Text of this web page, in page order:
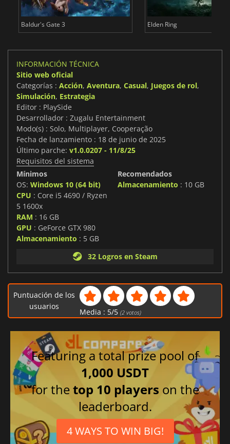
Baldur's Gate 3 Elden Ring
INFORMACIÓN TÉCNICA
Sitio web oficial
Categorías : Acción, Aventura, Casual, Juegos de rol,
Simulación, Estrategia
Editor : PlaySide
Desarrollador : Zugalu Entertainment
Modo(s) : Solo, Multiplayer, Cooperação
Fecha de lanzamiento : 18 de junio de 2025
Último parche: v1.0.0207 - 11/8/25
Requisitos del sistema
Mínimos
OS: Windows 10 (64 bit)
CPU : Core i5 4690 / Ryzen
5 1600x
RAM : 16 GB
GPU : GeForce GTX 980
Almacenamiento : 5 GB
Recomendados
Almacenamiento : 10 GB
32 Logros en Steam
Puntuación de los
usuarios
Media : 5/5 (2votos)
Featuring a total prize pool of
1,000 USDT
for thetop 10 players on the
leaderboard.
4 WAYS TO WIN BIG!